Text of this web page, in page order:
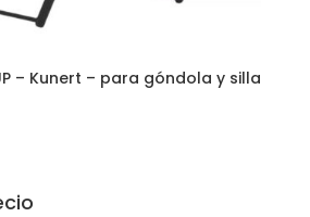
– Kunert – para góndola y silla